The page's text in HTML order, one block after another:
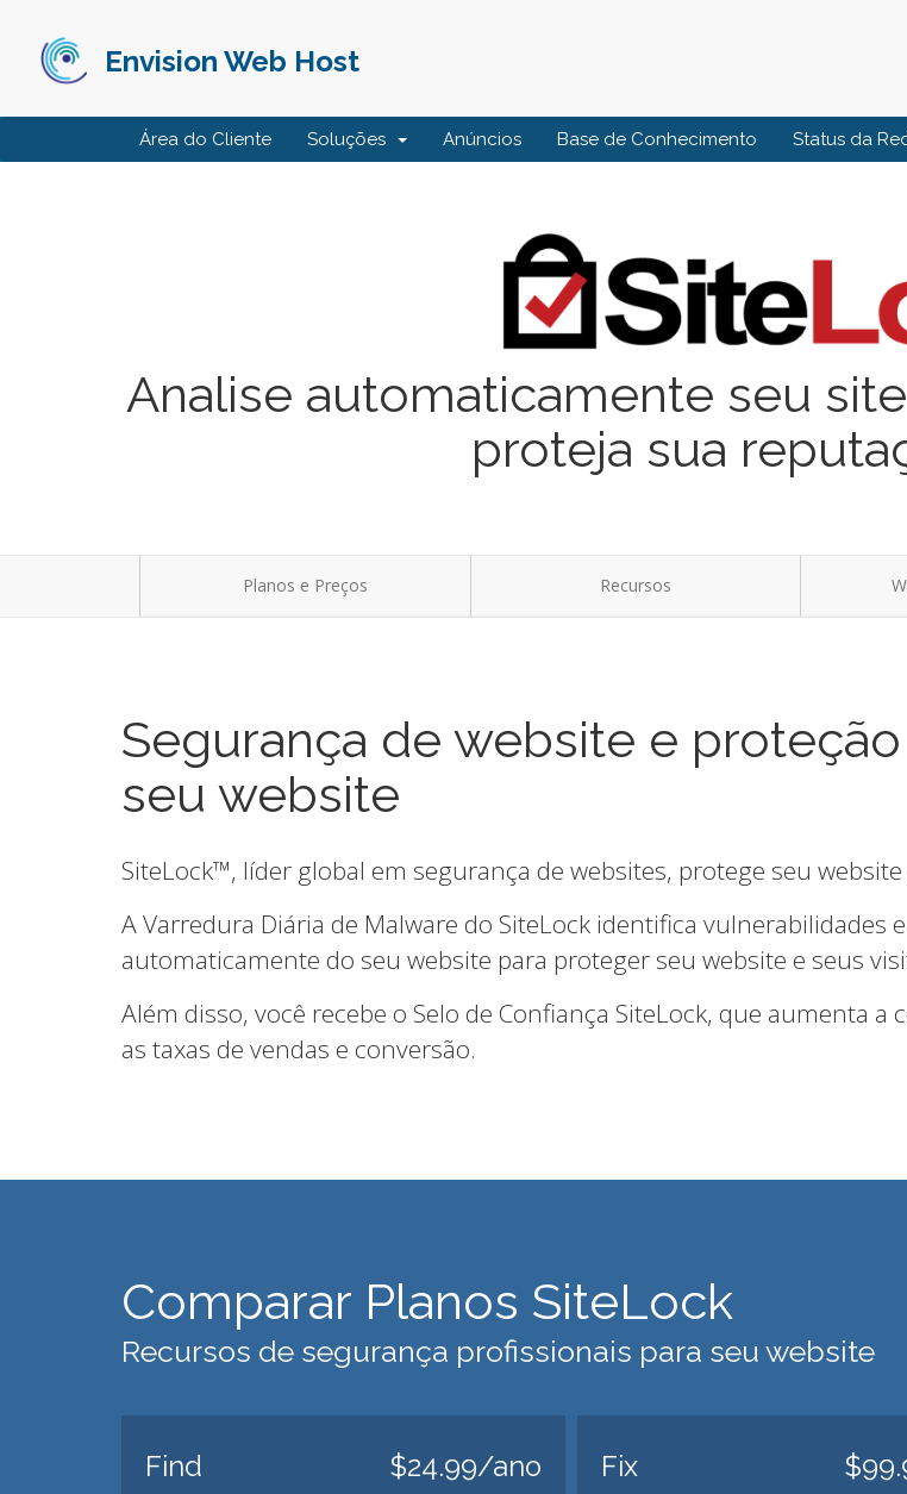
Envision Web Host
Área do Cliente Soluções Anúncios Base de Conhecimento Status da
Analise automaticamente seu
proteja sua
Planos e Preços Recursos
Segurança de website e
seu website
SiteLock™, líder global em segurança de websites, protege seu
A Varredura Diária de Malware do SiteLock identifica vulnerabilidades
automaticamente do seu website para proteger seu website e seus
Além disso, você recebe o Selo de Confiança SiteLock, que aumenta
as taxas de vendas e conversão.
Comparar Planos SiteLock
Recursos de segurança profissionais para seu website
Find $24.99/ano Fix